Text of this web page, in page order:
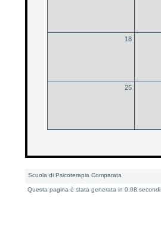
18
25
Scuola di Psicoterapia Comparata
Questa pagina è stata generata in 0,08 secondi